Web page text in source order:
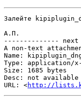
Залейте
А.П.
--------------
A non-text
Name:
Type: application/
Size: 1685 bytes
Desc: not available
URL: <http://